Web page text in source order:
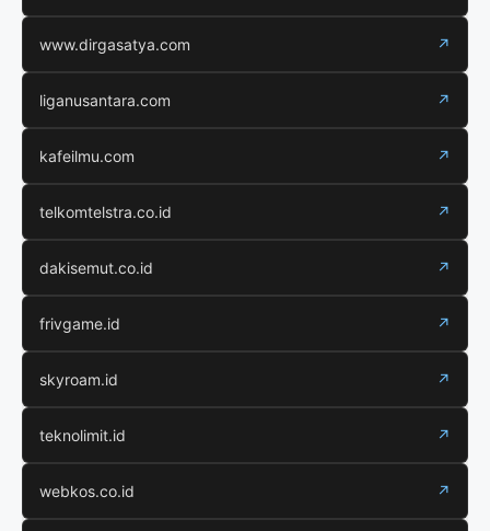
www.dirgasatya.com ↗
liganusantara.com ↗
kafeilmu.com ↗
telkomtelstra.co.id ↗
dakisemut.co.id ↗
frivgame.id ↗
skyroam.id ↗
teknolimit.id ↗
webkos.co.id ↗